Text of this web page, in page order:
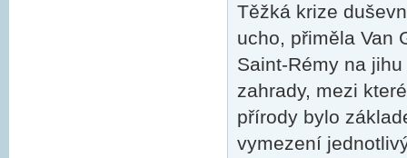
Těžká krize
ucho, přiměla Van
Saint-Rémy na
zahrady, mezi
přírody bylo
vymezení